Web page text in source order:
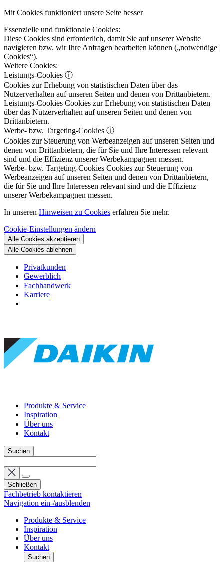
Mit Cookies funktioniert unsere Seite besser
Essenzielle und funktionale Cookies:
Diese Cookies sind erforderlich, damit Sie auf unserer Website
navigieren bzw. wir Ihre Anfragen bearbeiten können („notwendige
Cookies“).
Weitere Cookies:
Leistungs-Cookies ⓘ
Cookies zur Erhebung von statistischen Daten über das
Nutzerverhalten auf unseren Seiten und denen von Drittanbietern.
Leistungs-Cookies Cookies zur Erhebung von statistischen Daten
über das Nutzerverhalten auf unseren Seiten und denen von
Drittanbietern.
Werbe- bzw. Targeting-Cookies ⓘ
Cookies zur Steuerung von Werbeanzeigen auf unseren Seiten und
denen von Drittanbietern, die für Sie und Ihre Interessen relevant
sind und die Effizienz unserer Werbekampagnen messen.
Werbe- bzw. Targeting-Cookies Cookies zur Steuerung von
Werbeanzeigen auf unseren Seiten und denen von Drittanbietern,
die für Sie und Ihre Interessen relevant sind und die Effizienz
unserer Werbekampagnen messen.
In unseren Hinweisen zu Cookies erfahren Sie mehr.
Cookie-Einstellungen ändern
Alle Cookies akzeptieren
Alle Cookies ablehnen
Privatkunden
Gewerblich
Fachhandwerk
Karriere
Produkte & Service
Inspiration
Über uns
Kontakt
Suchen
Schließen
Fachbetrieb kontaktieren
Navigation ein-/ausblenden
Produkte & Service
Inspiration
Über uns
Kontakt
Suchen